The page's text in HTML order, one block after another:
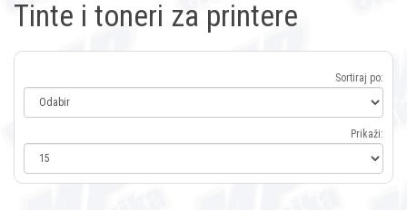
Tinte i toneri za printere
Sortiraj po:
Prikaži: